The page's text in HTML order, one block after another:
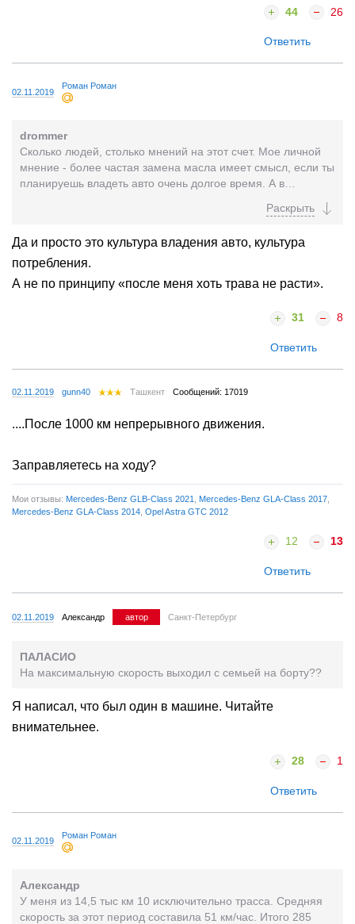
44 26
Ответить
02.11.2019
Роман Роман
drommer
Сколько людей, столько мнений на этот счет. Мое личной
мнение - более частая замена масла имеет смысл, если ты
планируешь владеть авто очень долгое время. А в
Да и просто это культура владения авто, культура
потребления.
А не по принципу «после меня хоть трава не расти».
31 8
Ответить
02.11.2019 gunn40 Ташкент Сообщений: 17019
....После 1000 км непрерывного движения.
Заправляетесь на ходу?
Мои отзывы: Mercedes-Benz GLB-Class 2021 Mercedes-Benz GLA-Class 2017
Mercedes-Benz GLA-Class 2014 Opel Astra GTC 2012
12 13
Ответить
02.11.2019 Александр автор Санкт-Петербург
ПАЛАСИО
На максимальную скорость выходил с семьей на борту??
Я написал, что был один в машине. Читайте
внимательнее.
28 1
Ответить
02.11.2019
Роман Роман
Александр
У меня из 14,5 тыс км 10 исключительно трасса. Средняя
скорость за этот период составила 51 км/час. Итого 285